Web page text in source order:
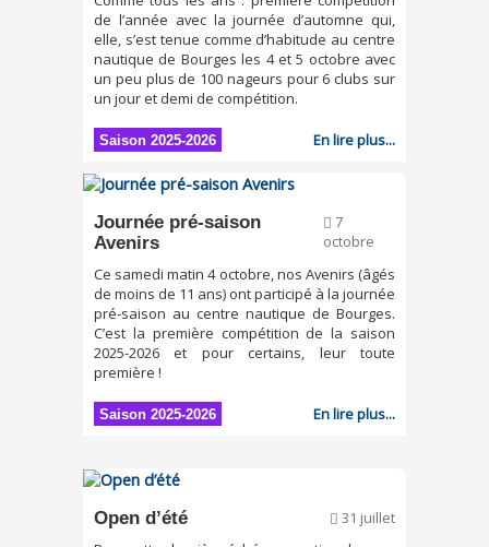
de l’année avec la journée d’automne qui,
elle, s’est tenue comme d’habitude au centre
nautique de Bourges les 4 et 5 octobre avec
un peu plus de 100 nageurs pour 6 clubs sur
un jour et demi de compétition.
Saison 2025-2026 En lire plus...
Journée pré-saison
Avenirs
7
octobre
Ce samedi matin 4 octobre, nos Avenirs (âgés
de moins de 11 ans) ont participé à la journée
pré-saison au centre nautique de Bourges.
C’est la première compétition de la saison
2025-2026 et pour certains, leur toute
première !
Saison 2025-2026 En lire plus...
Open d’été
31 juillet